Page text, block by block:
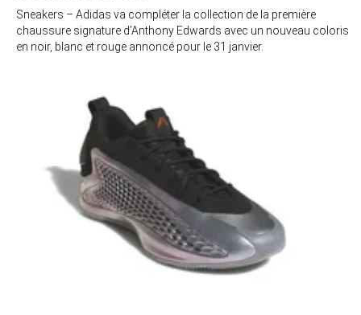
Sneakers – Adidas va compléter la collection de la première
chaussure signature d’Anthony Edwards avec un nouveau coloris
en noir, blanc et rouge annoncé pour le 31 janvier.